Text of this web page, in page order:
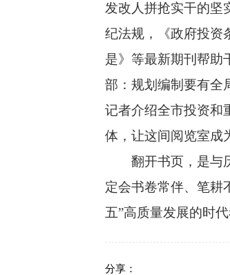
发改人拼抢实干的坚
纪法规，《政府投资
是》等最新期刊帮助
部：规划编制要有全
记者介绍全市投资和
体，让这间阅览室成
翻开书页，是与
定会书卷常伴、笔耕
五”高质量发展的时代
分享：